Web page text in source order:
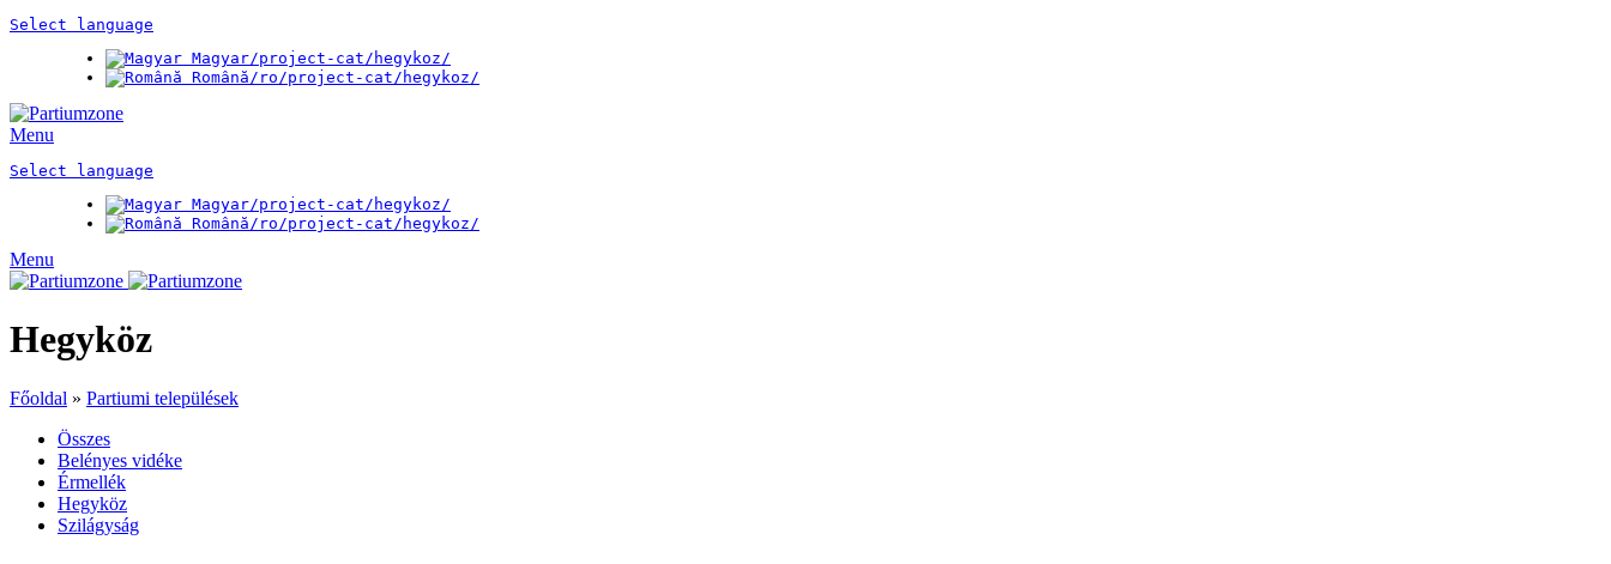
Select language
Magyar/project-cat/hegykoz/
Română/ro/project-cat/hegykoz/
Menu
Select language
Magyar/project-cat/hegykoz/
Română/ro/project-cat/hegykoz/
Menu
Hegyköz
Főoldal » Partiumi települések
Összes
Belényes vidéke
Érmellék
Hegyköz
Szilágyság